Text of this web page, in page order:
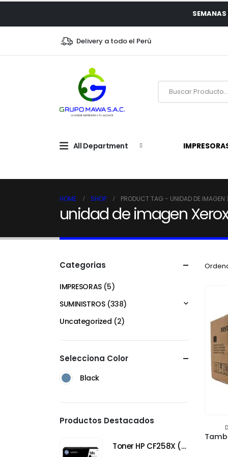
SEMANAS
Delivery a todo el Perú
All Department
HOME SHOP PRODUCT TAG - UNIDAD DE IMAGEN
unidad de imagen
Categorias
IMPRESORAS (5)
SUMINISTROS (338)
Uncategorized (2)
Selecciona Color
Black
Productos Destacados
Toner HP CF258X (58X) Negro para HP LaserJet Pro